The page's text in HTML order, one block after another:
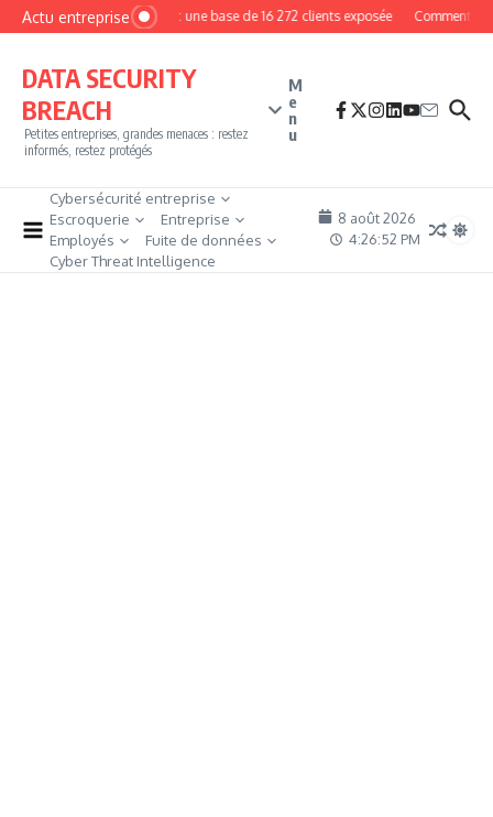
Aller au contenu
Actu entrepriseMyPhoto : une base de 16 272 clients exposée Comment
DATA SECURITY
BREACH
Petites entreprises, grandes menaces : restez
informés, restez protégés
M
e
n
u
Cybersécurité entreprise
Escroquerie
Entreprise
Employés
Fuite de données
Cyber Threat Intelligence
8 août 2026
4:26:53 PM